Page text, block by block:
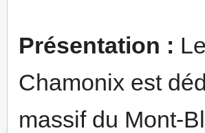
Présentation :
Chamonix est
massif du Mont-